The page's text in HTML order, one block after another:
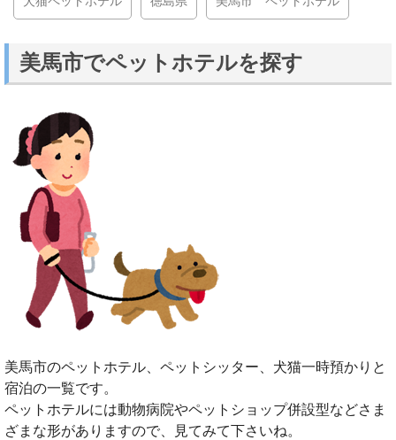
美馬市でペットホテルを探す
美馬市のペットホテル、ペットシッター、犬猫一時預かりと
宿泊の一覧です。
ペットホテルには動物病院やペットショップ併設型などさま
ざまな形がありますので、見てみて下さいね。